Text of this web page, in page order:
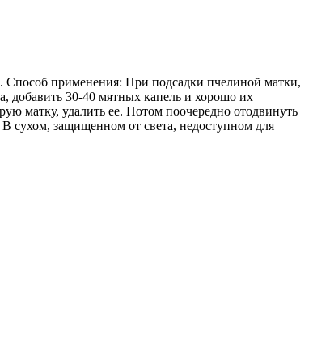
Способ применения: При подсадки пчелиной матки,
добавить 30-40 мятных капель и хорошо их
матку, удалить ее. Потом поочередно отодвинуть
сухом, защищенном от света, недоступном для